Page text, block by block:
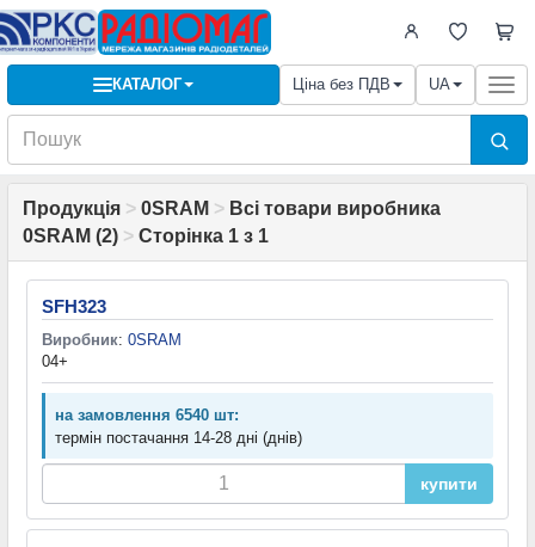
КАТАЛОГ Ціна без ПДВ UA
Продукція > 0SRAM > Всі товари виробника
0SRAM (2) > Сторінка 1 з 1
SFH323
Виробник: 0SRAM
04+
на замовлення 6540 шт:
термін постачання 14-28 дні (днів)
купити